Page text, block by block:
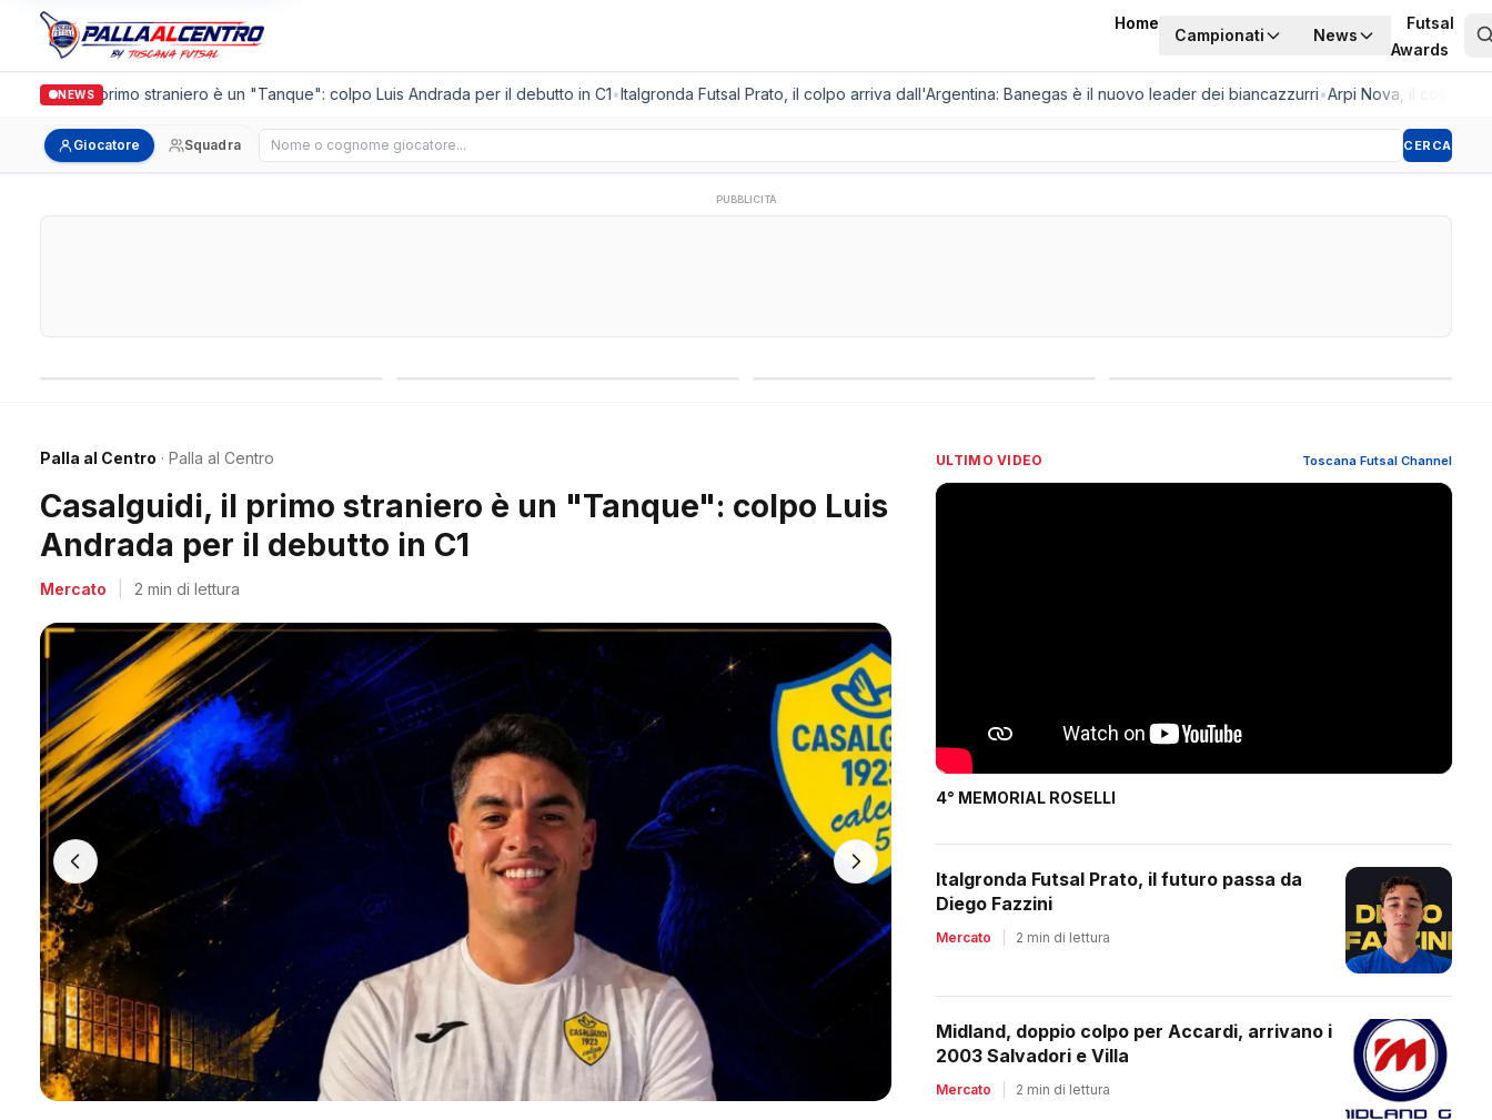
Home
Campionati News
Futsal
Awards
NEWS
il primo straniero è un "Tanque": colpo Luis Andrada per il debutto in C1• Italgronda Futsal Prato, il colpo arriva dall'Argentina: Banegas è il nuovo leader dei biancazzurri•Arpi Nova, il colpo
Giocatore Squadra Cerca giocatore CERCA
PUBBLICITÀ
Palla al Centro · Palla al Centro
Italgronda Futsal Prato, il colpo arriva dall'Argentina:
Banegas è il nuovo leader dei biancazzurri
Mercato 2 min di lettura
ULTIMO VIDEO Toscana Futsal Channel
4° MEMORIAL ROSELLI
Italgronda Futsal Prato, il futuro passa da
Diego Fazzini
Mercato 2 min di lettura
Midland, doppio colpo per Accardi, arrivano i
2003 Salvadori e Villa
Mercato 2 min di lettura